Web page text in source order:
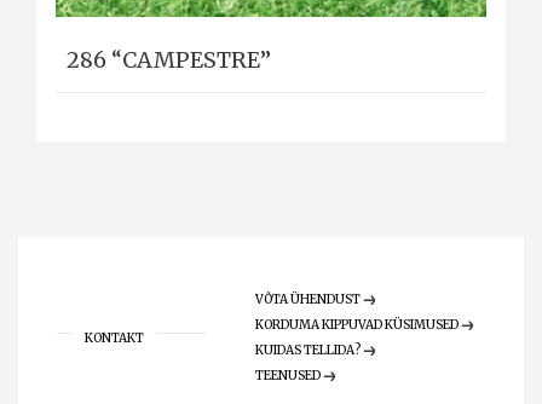
286 “CAMPESTRE”
KONTAKT
VÕTA ÜHENDUST
KORDUMA KIPPUVAD KÜSIMUSED
KUIDAS TELLIDA?
TEENUSED